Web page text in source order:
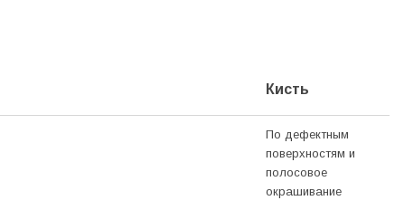
Кисть
По дефектным
поверхностям и
полосовое
окрашивание